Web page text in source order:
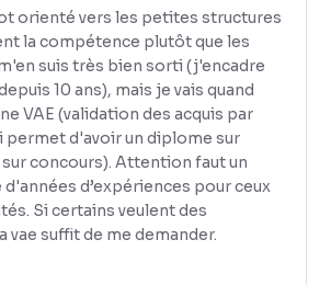
orienté vers les petites structures
la compétence plutôt que les
suis très bien sorti (j'encadre
10 ans), mais je vais quand
VAE (validation des acquis par
permet d'avoir un diplome sur
concours). Attention faut un
d’expériences pour ceux
Si certains veulent des
vae suffit de me demander.